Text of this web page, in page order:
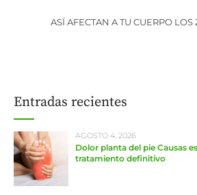
ASÍ AFECTAN A TU CUERPO LOS
Entradas recientes
AGOSTO 4, 2026
Dolor planta del pie Causas
tratamiento definitivo